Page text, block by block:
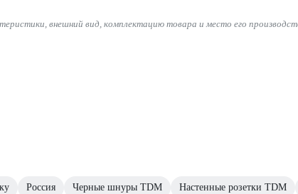
внешний вид, комплектацию товара и место его
Россия Черные шнуры TDM Настенные розетки TDM